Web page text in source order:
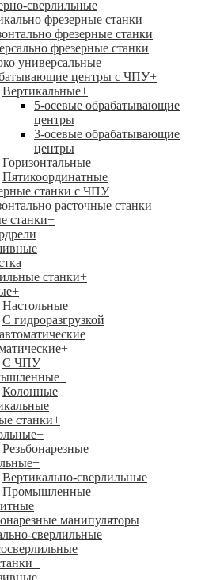
сверлильные
фрезерные станки
фрезерные станки
фрезерные станки
универсальные
центры с ЧПУ+
Вертикальные+
5-осевые обрабатывающие
центры
3-осевые обрабатывающие
центры
Горизонтальные
Пятикоординатные
станки с ЧПУ
расточные станки
станки+
станки+
+
Настольные
С гидроразгрузкой
+
С ЧПУ
+
Колонные
станки+
+
Резьбонарезные
+
Вертикально-сверлильные
Промышленные
манипуляторы
сверлильные
+